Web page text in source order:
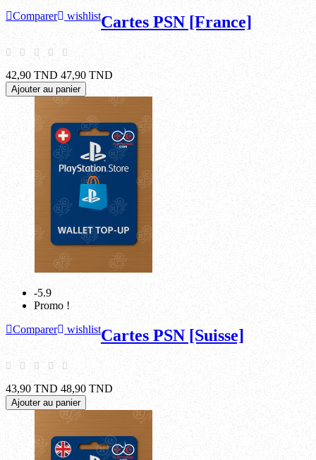
Comparer wishlistCartes PSN [France]
42,90 TND 47,90 TND
Ajouter au panier
-5.9
Promo !
Comparer
wishlistCartes PSN [Suisse]
43,90 TND 48,90 TND
Ajouter au panier